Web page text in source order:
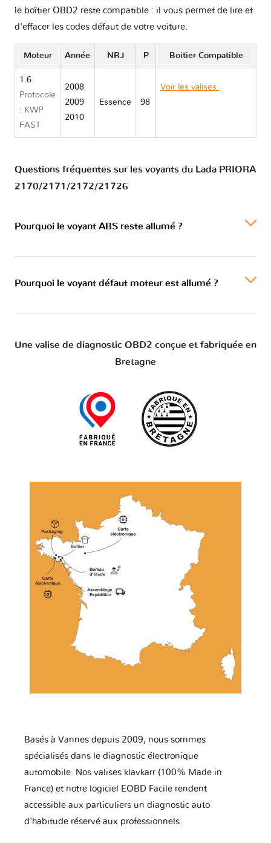
le boîtier OBD2 reste compatible : il vous permet de lire et
d'effacer les codes défaut de votre voiture.
Moteur Année NRJ P Boitier Compatible
1.6
Protocole
: KWP
FAST
2008
2009
2010
Essence 98
Voir les valises
Questions fréquentes sur les voyants du Lada PRIORA
2170/2171/2172/21726
Pourquoi le voyant ABS reste allumé ?
Pourquoi le voyant défaut moteur est allumé ?
Une valise de diagnostic OBD2 conçue et fabriquée en
Bretagne
Basés à Vannes depuis 2009, nous sommes
spécialisés dans le diagnostic électronique
automobile. Nos valises klavkarr (100% Made in
France) et notre logiciel EOBD Facile rendent
accessible aux particuliers un diagnostic auto
d'habitude réservé aux professionnels.